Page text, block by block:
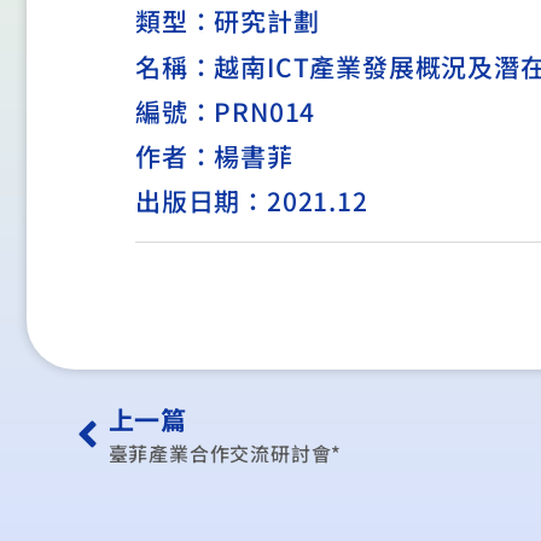
類型：研究計劃
名稱：越南ICT產業發展概況及潛
編號：PRN014
作者：楊書菲
出版日期：2021.12
上一篇
臺菲產業合作交流研討會*